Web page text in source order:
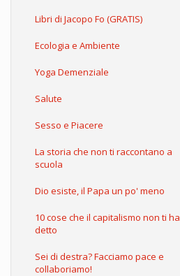
Libri di Jacopo Fo (GRATIS)
Ecologia e Ambiente
Yoga Demenziale
Salute
Sesso e Piacere
La storia che non ti raccontano a
scuola
Dio esiste, il Papa un po' meno
10 cose che il capitalismo non ti ha
detto
Sei di destra? Facciamo pace e
collaboriamo!